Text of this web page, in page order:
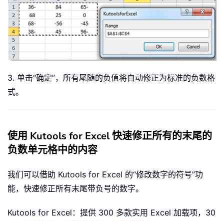
3. 单击“确定”，所有尾随的负值将自动修正为标准的负数格
式。
使用 Kutools for Excel 快速修正所有的末尾的
负数单元格中的内容
我们可以借助 Kutools for Excel 的“修改数字的符号”功
能，快速修正所有末尾带负号的数字。
Kutools for Excel：提供 300 多款实用 Excel 加载项，30